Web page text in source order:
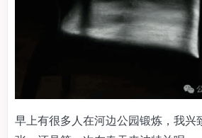
早上有很多人在河边公园锻炼，我兴